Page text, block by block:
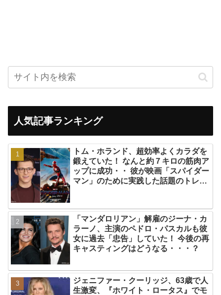
人気記事ランキング
トム・ホランド、超効率よくカラダを
鍛えていた！ なんと約７キロの筋肉ア
ップに成功・・ 彼が映画「スパイダー
マン」のために実践した話題のトレー
「マンダロリアン」解雇のジーナ・カ
ラーノ、主演のペドロ・パスカルも彼
女に過去「忠告」していた！ 今後の再
キャスティングはどうなる・・・？
ジェニファー・クーリッジ、63歳で人
生激変、『ホワイト・ロータス』でモ